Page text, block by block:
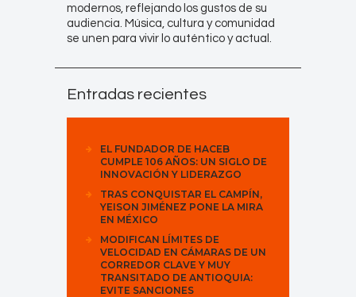
modernos, reflejando los gustos de su
audiencia. Música, cultura y comunidad
se unen para vivir lo auténtico y actual.
Entradas recientes
EL FUNDADOR DE HACEB
CUMPLE 106 AÑOS: UN SIGLO DE
INNOVACIÓN Y LIDERAZGO
TRAS CONQUISTAR EL CAMPÍN,
YEISON JIMÉNEZ PONE LA MIRA
EN MÉXICO
MODIFICAN LÍMITES DE
VELOCIDAD EN CÁMARAS DE UN
CORREDOR CLAVE Y MUY
TRANSITADO DE ANTIOQUIA:
EVITE SANCIONES